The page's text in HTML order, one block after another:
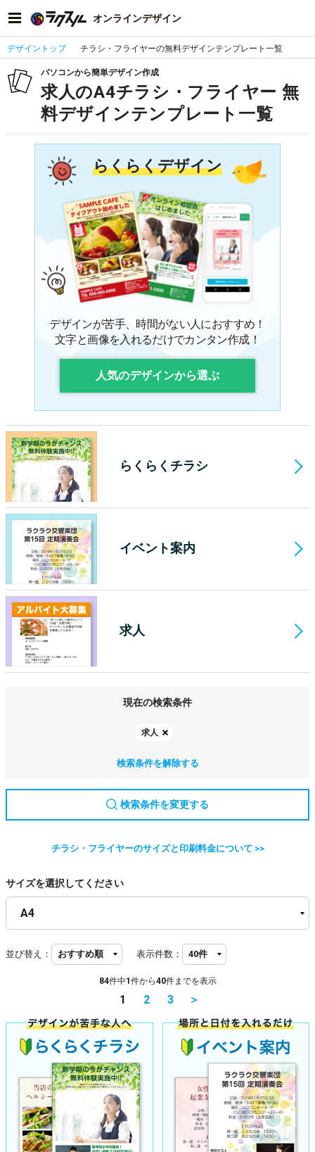
オンラインデザイン
デザイントップ チラシ・フライヤーの無料デザインテンプレート一覧
パソコンから簡単デザイン作成
求人のA4チラシ・フライヤー 無
料デザインテンプレート一覧
らくらくデザイン
デザインが苦手、時間がない人におすすめ！
文字と画像を入れるだけでカンタン作成！
人気のデザインから選ぶ
らくらくチラシ
イベント案内
求人
現在の検索条件
求人
検索条件を解除する
検索条件を変更する
チラシ・フライヤーのサイズと印刷料金について >>
サイズを選択してください
並び替え： 表示件数：
84件中1 件から40件までを表示
1 2 3 ＞